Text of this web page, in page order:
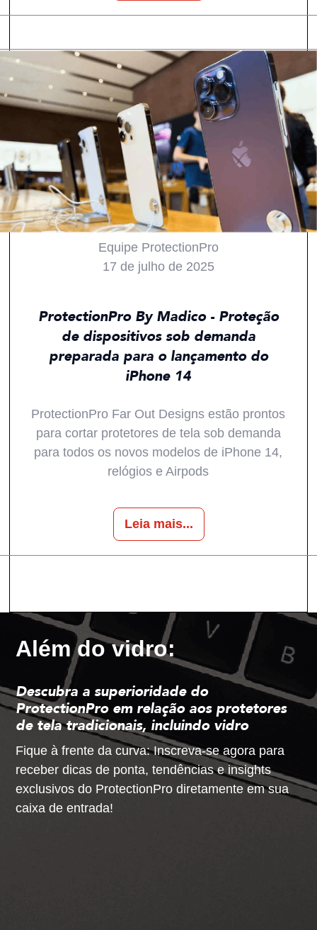
Equipe ProtectionPro
17 de julho de 2025
ProtectionPro By Madico - Proteção
de dispositivos sob demanda
preparada para o lançamento do
iPhone 14
ProtectionPro Far Out Designs estão prontos
para cortar protetores de tela sob demanda
para todos os novos modelos de iPhone 14,
relógios e Airpods
Leia mais...
Além do vidro:
Descubra a superioridade do
ProtectionPro em relação aos protetores
de tela tradicionais, incluindo vidro
Fique à frente da curva: Inscreva-se agora para
receber dicas de ponta, tendências e insights
exclusivos do ProtectionPro diretamente em sua
caixa de entrada!